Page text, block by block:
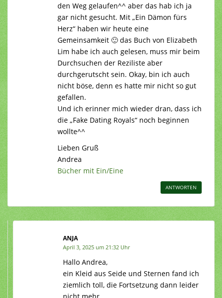
den Weg gelaufen^^ aber das hab ich ja
gar nicht gesucht. Mit „Ein Dämon fürs
Herz“ haben wir heute eine
Gemeinsamkeit 🙂 das Buch von Elizabeth
Lim habe ich auch gelesen, muss mir beim
Durchsuchen der Reziliste aber
durchgerutscht sein. Okay, bin ich auch
nicht böse, denn es hatte mir nicht so gut
gefallen.
Und ich erinner mich wieder dran, dass ich
die „Fake Dating Royals“ noch beginnen
wollte^^
Lieben Gruß
Andrea
Bücher mit Ein/Eine
ANTWORTEN
ANJA
April 3, 2025 um 21:32 Uhr
Hallo Andrea,
ein Kleid aus Seide und Sternen fand ich
ziemlich toll, die Fortsetzung dann leider